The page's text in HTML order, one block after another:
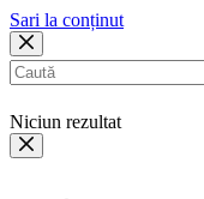
Sari la conținut
Niciun rezultat